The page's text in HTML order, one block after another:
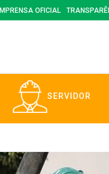
IMPRENSA OFICIAL
SERVIDOR